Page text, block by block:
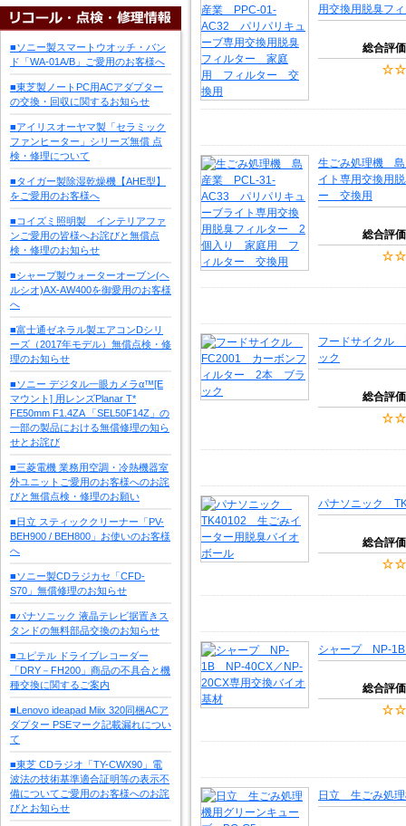
■ソニー製スマートウオッチ・バン
ド「WA-01A/B」ご愛用のお客様へ
■東芝製ノートPC用ACアダプター
の交換・回収に関するお知らせ
■アイリスオーヤマ製「セラミック
ファンヒーター」シリーズ無償 点
検・修理について
■タイガー製除湿乾燥機【AHE型】
をご愛用のお客様へ
■コイズミ照明製 インテリアファ
ンご愛用の皆様へお詫びと無償点
検・修理のお知らせ
■シャープ製ウォーターオーブン(ヘ
ルシオ)AX-AW400を御愛用のお客様
へ
■富士通ゼネラル製エアコンDシリ
ーズ（2017年モデル）無償点検・修
理のお知らせ
■ソニー デジタル一眼カメラα™[E
マウント] 用レンズPlanar T*
FE50mm F1.4ZA 「SEL50F14Z」の
一部の製品における無償修理の知ら
せとお詫び
■三菱電機 業務用空調・冷熱機器室
外ユニットご愛用のお客様へのお詫
びと無償点検・修理のお願い
■日立 スティッククリーナー「PV-
BEH900 / BEH800」お使いのお客様
へ
■ソニー製CDラジカセ「CFD-
S70」無償修理のお知らせ
■パナソニック 液晶テレビ据置きス
タンドの無料部品交換のお知らせ
■ユピテル ドライブレコーダー
「DRY－FH200」商品の不具合と機
種交換に関するご案内
■Lenovo ideapad Miix 320同梱ACア
ダプター PSEマーク記載漏れについ
て
■東芝 CDラジオ「TY-CWX90」電
波法の技術基準適合証明等の表示不
備についてご愛用のお客様へのお詫
びとお知らせ
用交換用脱臭フ
総合評価
生ごみ処理機
イト専用交換用
ー 交換用
総合評価
フードサイク
ック
総合評価
パナソニック
総合評価
シャープ NP-
総合評価
日立 生ごみ処